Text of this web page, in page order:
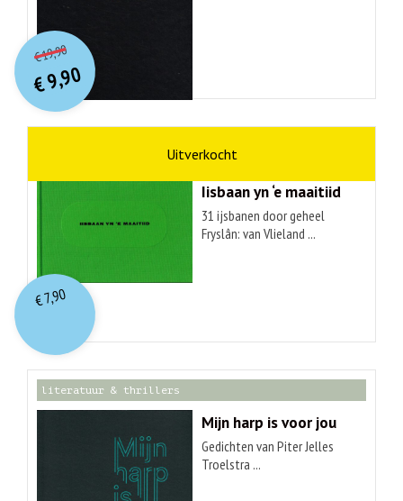
€19,90O
orspr
onkelijke
prijs
was:
€ 19,90.
€9,90
Huidige
prijs
is:
€ 9,90.
Iisbaan yn ‘e maaitiid
31 ijsbanen door geheel
Fryslân: van Vlieland ...
€7,90
literatuur & thrillers
Mijn harp is voor jou
Gedichten van Piter Jelles
Troelstra ...